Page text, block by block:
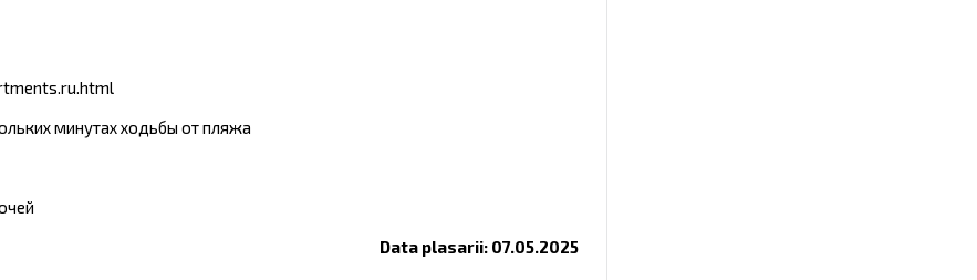
минутах ходьбы от пляжа
Data plasarii: 07.05.2025